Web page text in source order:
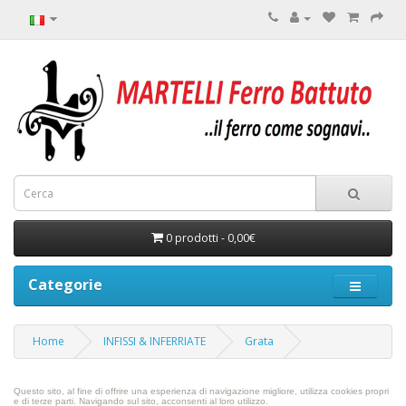
0 prodotti - 0,00€
Categorie
Home INFISSI & INFERRIATE Grata
Questo sito, al fine di offrire una esperienza di navigazione migliore, utilizza cookies propri
e di terze parti. Navigando sul sito, acconsenti al loro utilizzo.